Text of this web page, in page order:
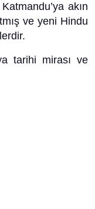
akın
ve yeni Hindu
tarihi mirası ve